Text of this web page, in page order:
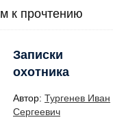
к прочтению
Записки
охотника
Автор: Тургенев Иван
Сергеевич